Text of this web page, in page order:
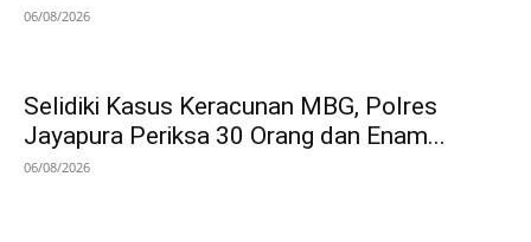
06/08/2026
Selidiki Kasus Keracunan MBG, Polres
Jayapura Periksa 30 Orang dan Enam...
06/08/2026